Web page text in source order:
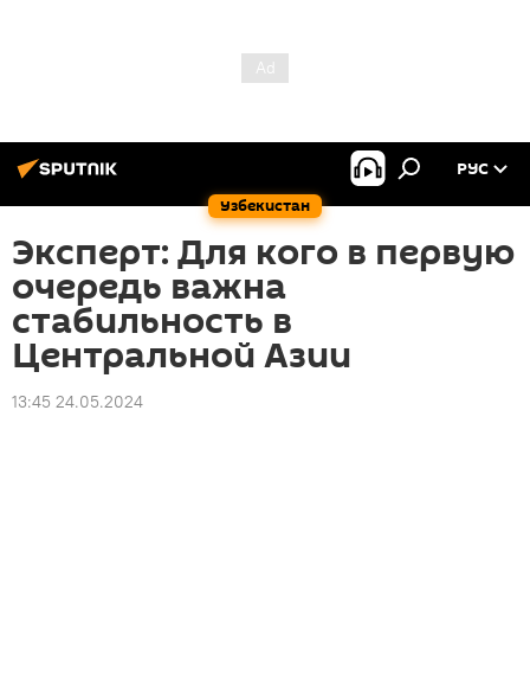
Узбекистан
РУС
Эксперт: Для кого в первую
очередь важна
стабильность в
Центральной Азии
13:45 24.05.2024